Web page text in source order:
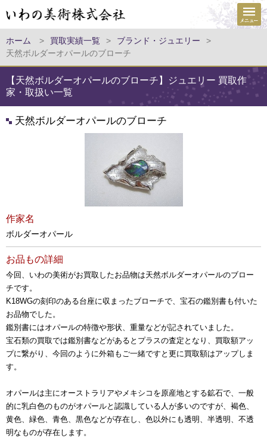
ホーム > 買取実績一覧 > ブランド・ジュエリー
>
天然ボルダーオパールのブローチ
【天然ボルダーオパールのブローチ】ジュエリー 買取作
家・取扱い一覧
天然ボルダーオパールのブローチ
作家名
ボルダーオパール
お品もの詳細
今回、いわの美術がお買取したお品物は天然ボルダーオパールのブロー
チです。
K18WGの刻印のある台座に収まったブローチで、宝石の鑑別書も付いた
お品物でした。
鑑別書にはオパールの特徴や形状、重量などが記されていました。
宝石類の買取では鑑別書などがあるとプラスの査定となり、買取額アッ
プに繋がり、今回のように外箱もご一緒ですと更に買取額はアップしま
す。
オパールは主にオーストラリアやメキシコを原産地とする鉱石で、一般
的に乳白色のものがオパールと認識している人が多いのですが、褐色、
黄色、緑色、青色、黒色などが存在し、色以外にも透明、半透明、不透
明なものが存在します。